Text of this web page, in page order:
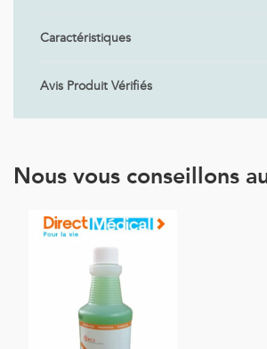
Caractéristiques
Avis Produit Vérifiés
Nous vous conseillons